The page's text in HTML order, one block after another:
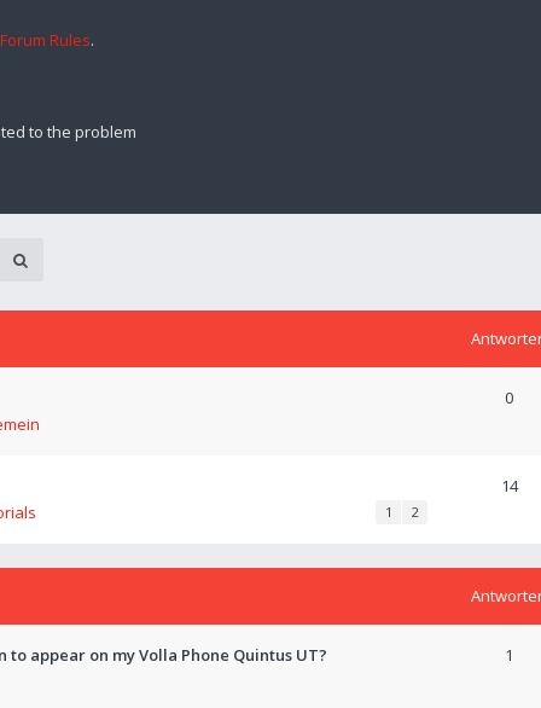
Rules.
to the problem
0
1 2
14
appear on my Volla Phone Quintus UT?
1